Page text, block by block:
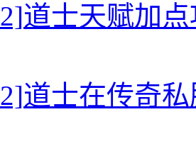
道士天赋加
道士在传奇